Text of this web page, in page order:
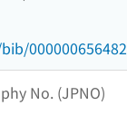
000000656482
No. (JPNO)